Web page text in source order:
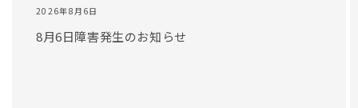
2026年8月6日
8月6日障害発生のお知らせ